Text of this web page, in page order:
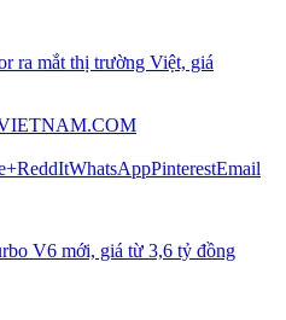
ra mắt thị trường Việt, giá
ReddItWhatsAppPinterestEmail
V6 mới, giá từ 3,6 tỷ đồng